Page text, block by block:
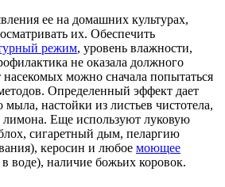
ее на домашних культурах,
их. Обеспечить
режим, уровень влажности,
не оказала должного
насекомых можно сначала попытаться
Определенный эффект дает
настойки из листьев чистотела,
Еще используют луковую
сигаретный дым, пеларгию
керосин и любое моющее
воде), наличие божьих коровок.